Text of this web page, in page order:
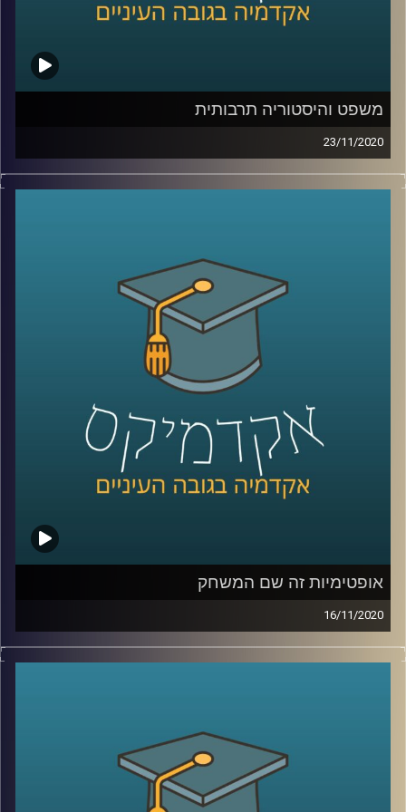
צריכים לקרות במסגרת המשפט הפלילי
משפט והיסטוריה תרבותית
23/11/2020
במסע מרתק אל המאה ה-19 ותחילתה של
כיצד השינויים התרבותיים באותה התקופה
השפיעו על עולם המשפט, וגם את צידו השני
של המטבע- האופן שבו המשפט השפיע על
את הדוגמאות מביאה ד"ר רוזנברג שחוקרת
היסטוריה תרבותית במשפט, דרך 2 מחקרים.
בראשון היא מסבירה על האופן שבו מושג החוזה
בא לידי ביטוי בספרות האנגלית של המאה
ה-19, ובשני מביאה את הסיפור של פרסום
ההמונים בבריטניה, שהתחיל באמצע המאה
הראשונה.
קרדיט תמונות:AudioVersity
אופטימיות זה שם המשחק
16/11/2020
ככל שבשגרה נושא הפסיכולוגיה הקלינית הוא
והדיון אודותיו הוא הכרחי
פרופ' ענת ברונשטיין-קלומק, ראשת התוכנית
לפסיכולוגיה קלינית בביה"ס ברוך איבצ'ר